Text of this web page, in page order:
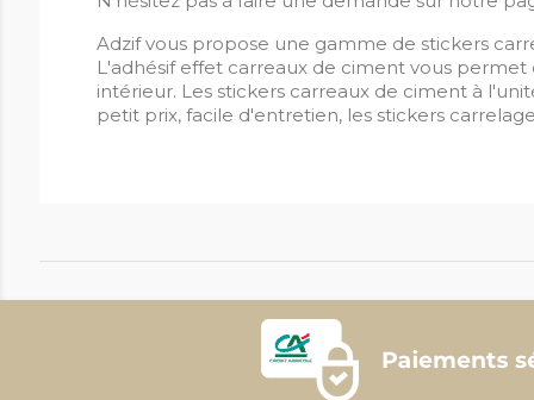
Adzif vous propose une gamme de stickers
L'adhésif effet carreaux de ciment vous
intérieur. Les stickers carreaux de ciment à
petit prix, facile d'entretien, les stickers